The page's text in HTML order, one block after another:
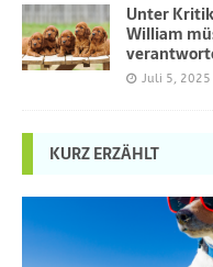
Unter
William
Juli 5, 2025
KURZ ERZÄHLT